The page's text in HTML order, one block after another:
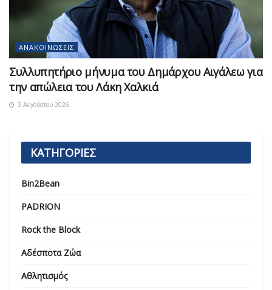
ΑΝΑΚΟΙΝΏΣΕΙΣ
Συλλυπητήριο μήνυμα του Δημάρχου Αιγάλεω για
την απώλεια του Λάκη Χαλκιά
3 Αυγούστου 2026
ΚΑΤΗΓΟΡΙΕΣ
Bin2Bean
PADRION
Rock the Block
Αδέσποτα Ζώα
Αθλητισμός